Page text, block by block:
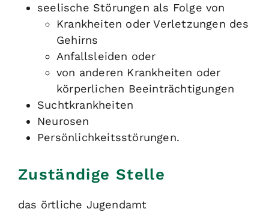
seelische Störungen als Folge von
Krankheiten oder Verletzungen des
Gehirns
Anfallsleiden oder
von anderen Krankheiten oder
körperlichen Beeinträchtigungen
Suchtkrankheiten
Neurosen
Persönlichkeitsstörungen.
Zuständige Stelle
das örtliche Jugendamt